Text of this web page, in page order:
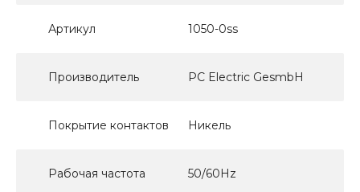
Артикул 1050-0ss
Производитель PC Electric GesmbH
Покрытие контактов Никель
Рабочая частота 50/60Hz